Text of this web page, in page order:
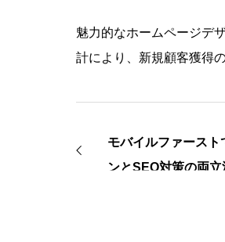
魅力的なホームページデ
計により、新規顧客獲得
モバイルファース
ンとSEO対策の両立